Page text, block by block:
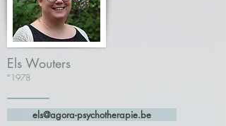
Els Wouters
°1978
els@agora-psychotherapie.be